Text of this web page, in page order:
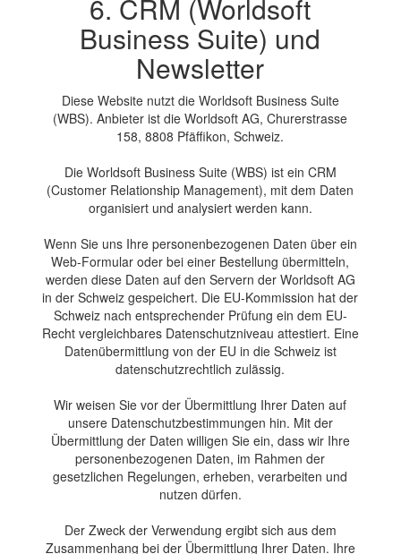
6. CRM (Worldsoft
Business Suite) und
Newsletter
Diese Website nutzt die Worldsoft Business Suite
(WBS). Anbieter ist die Worldsoft AG, Churerstrasse
158, 8808 Pfäffikon, Schweiz.
Die Worldsoft Business Suite (WBS) ist ein CRM
(Customer Relationship Management), mit dem Daten
organisiert und analysiert werden kann.
Wenn Sie uns Ihre personenbezogenen Daten über ein
Web-Formular oder bei einer Bestellung übermitteln,
werden diese Daten auf den Servern der Worldsoft AG
in der Schweiz gespeichert. Die EU-Kommission hat der
Schweiz nach entsprechender Prüfung ein dem EU-
Recht vergleichbares Datenschutzniveau attestiert. Eine
Datenübermittlung von der EU in die Schweiz ist
datenschutzrechtlich zulässig.
Wir weisen Sie vor der Übermittlung Ihrer Daten auf
unsere Datenschutzbestimmungen hin. Mit der
Übermittlung der Daten willigen Sie ein, dass wir Ihre
personenbezogenen Daten, im Rahmen der
gesetzlichen Regelungen, erheben, verarbeiten und
nutzen dürfen.
Der Zweck der Verwendung ergibt sich aus dem
Zusammenhang bei der Übermittlung Ihrer Daten. Ihre